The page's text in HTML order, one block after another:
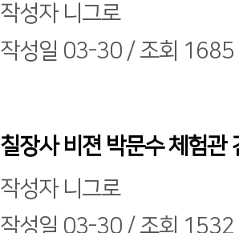
작성자 니그로
작성일 03-30 / 조회 1685
칠장사 비젼 박문수 체험
작성자 니그로
작성일 03-30 / 조회 1532